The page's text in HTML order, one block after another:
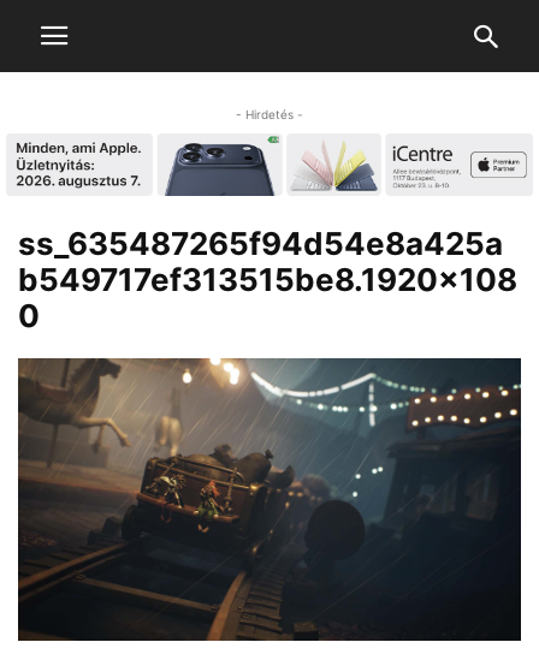
- Hirdetés -
ss_635487265f94d54e8a425a
b549717ef313515be8.1920×108
0